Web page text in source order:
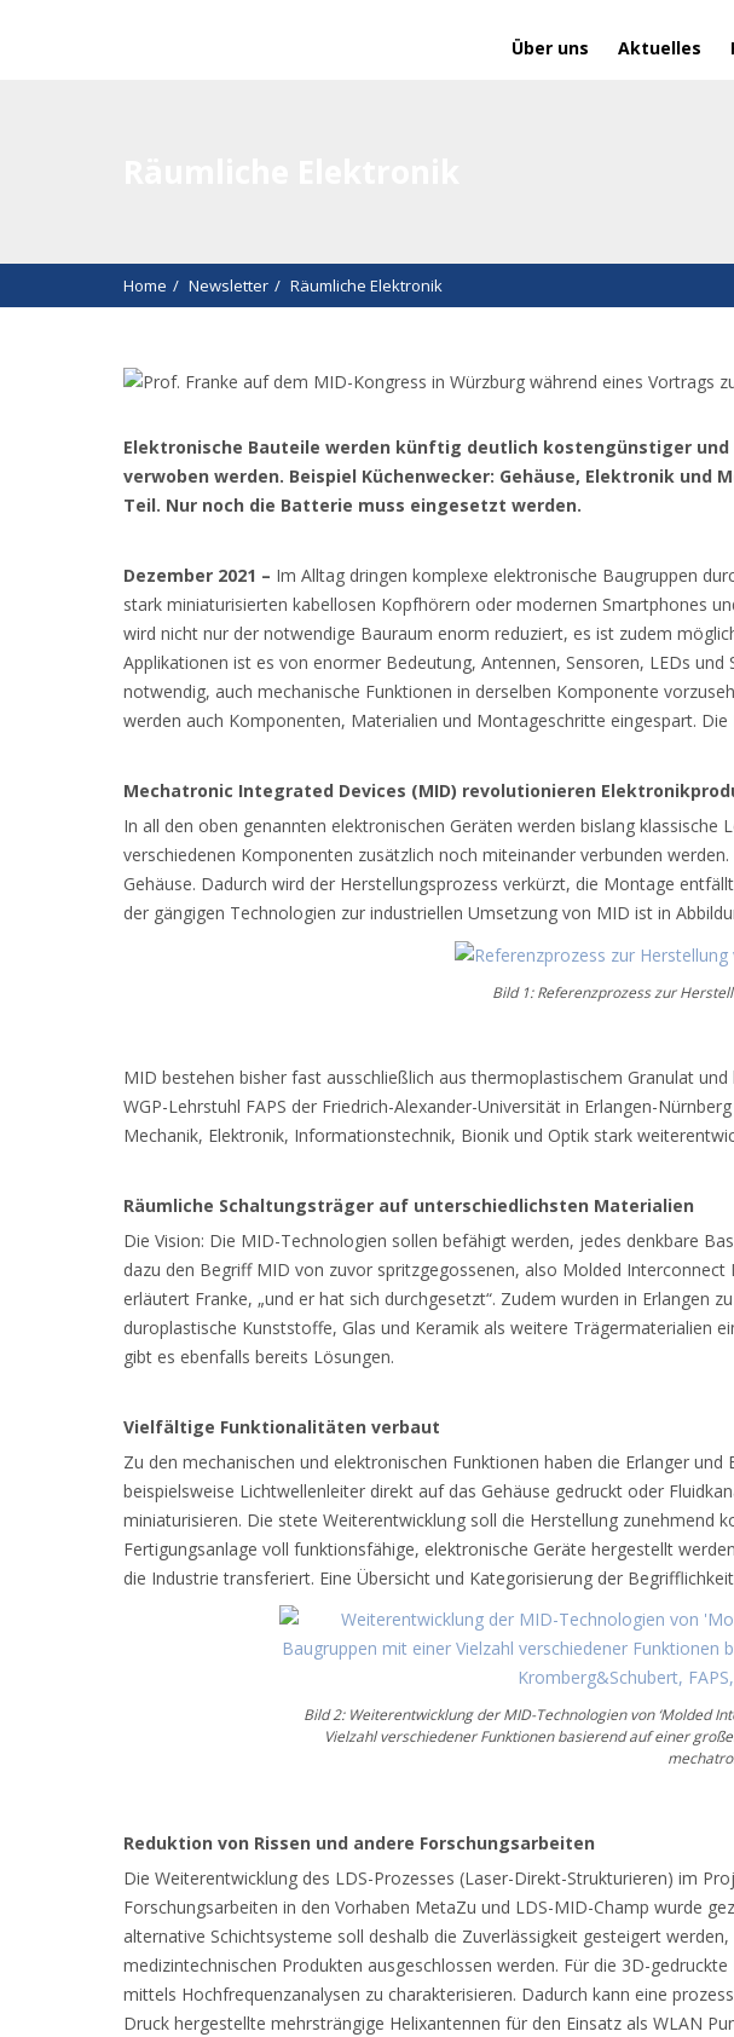
Über uns Aktuelles
Home Newsletter Räumliche Elektronik
Elektronische Bauteile werden künftig deutlich kostengünstiger
verwoben werden. Beispiel Küchenwecker: Gehäuse, Elektronik
Teil. Nur noch die Batterie muss eingesetzt werden.
Dezember 2021 – Im Alltag dringen komplexe elektronische Baugruppen
stark miniaturisierten kabellosen Kopfhörern oder modernen Smartphones
wird nicht nur der notwendige Bauraum enorm reduziert, es ist zudem
Applikationen ist es von enormer Bedeutung, Antennen, Sensoren, LEDs
notwendig, auch mechanische Funktionen in derselben Komponente
werden auch Komponenten, Materialien und Montageschritte eingespart.
Mechatronic Integrated Devices (MID) revolutionieren
In all den oben genannten elektronischen Geräten werden bislang
verschiedenen Komponenten zusätzlich noch miteinander verbunden
Gehäuse. Dadurch wird der Herstellungsprozess verkürzt, die Montage
der gängigen Technologien zur industriellen Umsetzung von MID ist in
Bild 1: Referenzprozess zur
MID bestehen bisher fast ausschließlich aus thermoplastischem Granulat
WGP-Lehrstuhl FAPS der Friedrich-Alexander-Universität in Erlangen-
Mechanik, Elektronik, Informationstechnik, Bionik und Optik stark
Räumliche Schaltungsträger auf unterschiedlichsten Materialien
Die Vision: Die MID-Technologien sollen befähigt werden, jedes denkbare
dazu den Begriff MID von zuvor spritzgegossenen, also Molded
erläutert Franke, „und er hat sich durchgesetzt“. Zudem wurden in Erlangen
duroplastische Kunststoffe, Glas und Keramik als weitere Trägermaterialien
gibt es ebenfalls bereits Lösungen.
Vielfältige Funktionalitäten verbaut
Zu den mechanischen und elektronischen Funktionen haben die Erlanger
beispielsweise Lichtwellenleiter direkt auf das Gehäuse gedruckt oder
miniaturisieren. Die stete Weiterentwicklung soll die Herstellung zunehmend
Fertigungsanlage voll funktionsfähige, elektronische Geräte hergestellt
die Industrie transferiert. Eine Übersicht und Kategorisierung der
Bild 2: Weiterentwicklung der MID-Technologien von ‘Molded
Vielzahl verschiedener Funktionen basierend auf einer
Reduktion von Rissen und andere Forschungsarbeiten
Die Weiterentwicklung des LDS-Prozesses (Laser-Direkt-Strukturieren) im
Forschungsarbeiten in den Vorhaben MetaZu und LDS-MID-Champ wurde
alternative Schichtsysteme soll deshalb die Zuverlässigkeit gesteigert
medizintechnischen Produkten ausgeschlossen werden. Für die 3D-
mittels Hochfrequenzanalysen zu charakterisieren. Dadurch kann eine
Druck hergestellte mehrsträngige Helixantennen für den Einsatz als WLAN